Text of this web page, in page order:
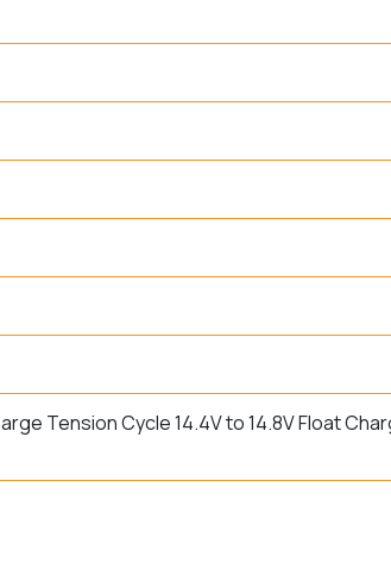
Tension Cycle 14.4V to 14.8V Float